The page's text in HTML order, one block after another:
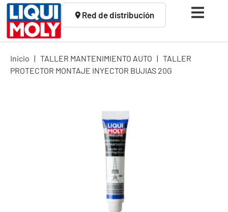
Red de distribución
Inicio | TALLER MANTENIMIENTO AUTO | TALLER
PROTECTOR MONTAJE INYECTOR BUJIAS 20G